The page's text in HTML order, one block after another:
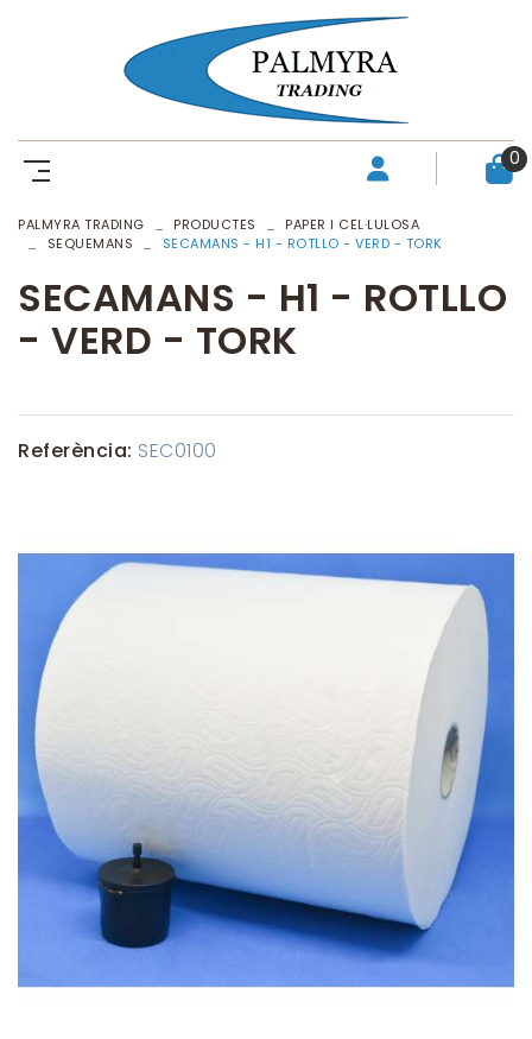
0
PALMYRA TRADING PRODUCTES
PAPER I CEL·LULOSA
SEQUEMANS
SECAMANS - H1 - ROTLLO - VERD - TORK
SECAMANS - H1 - ROTLLO
- VERD - TORK
Referència: SEC0100